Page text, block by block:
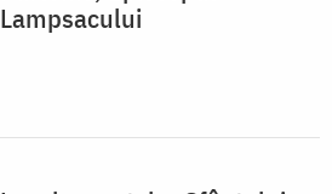
Lampsacului